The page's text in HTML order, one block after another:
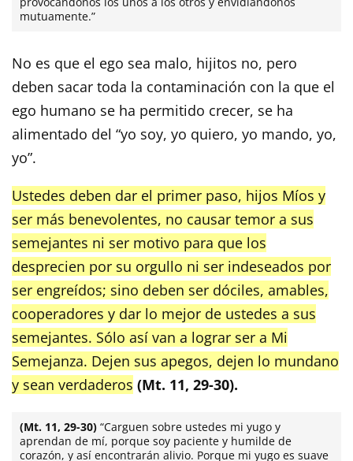
mutuamente.”
No es que el ego sea malo, hijitos no, pero
deben sacar toda la contaminación con la que el
ego humano se ha permitido crecer, se ha
alimentado del “yo soy, yo quiero, yo mando, yo,
yo”.
Ustedes deben dar el primer paso, hijos Míos y
ser más benevolentes, no causar temor a sus
semejantes ni ser motivo para que los
desprecien por su orgullo ni ser indeseados por
ser engreídos; sino deben ser dóciles, amables,
cooperadores y dar lo mejor de ustedes a sus
semejantes. Sólo así van a lograr ser a Mi
Semejanza. Dejen sus apegos, dejen lo mundano
y sean verdaderos (Mt. 11, 29-30).
(Mt. 11, 29-30) “Carguen sobre ustedes mi yugo y
aprendan de mí, porque soy paciente y humilde de
corazón, y así encontrarán alivio. Porque mi yugo es suave